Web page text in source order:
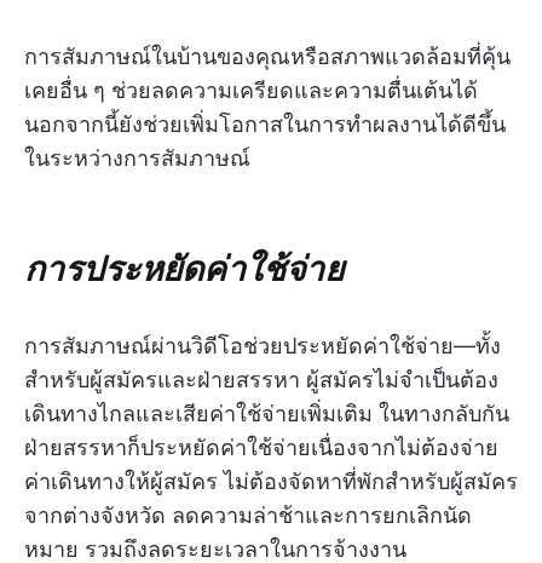
การสัมภาษณ์ในบ้านของคุณหรือสภาพแวดล้อมที่คุ้น
เคยอื่น ๆ ช่วยลดความเครียดและความตื่นเต้นได้
นอกจากนี้ยังช่วยเพิ่มโอกาสในการทำผลงานได้ดีขึ้น
ในระหว่างการสัมภาษณ์
การประหยัดค่าใช้จ่าย
การสัมภาษณ์ผ่านวิดีโอช่วยประหยัดค่าใช้จ่าย—ทั้ง
สำหรับผู้สมัครและฝ่ายสรรหา ผู้สมัครไม่จำเป็นต้อง
เดินทางไกลและเสียค่าใช้จ่ายเพิ่มเติม ในทางกลับกัน
ฝ่ายสรรหาก็ประหยัดค่าใช้จ่ายเนื่องจากไม่ต้องจ่าย
ค่าเดินทางให้ผู้สมัคร ไม่ต้องจัดหาที่พักสำหรับผู้สมัคร
จากต่างจังหวัด ลดความล่าช้าและการยกเลิกนัด
หมาย รวมถึงลดระยะเวลาในการจ้างงาน